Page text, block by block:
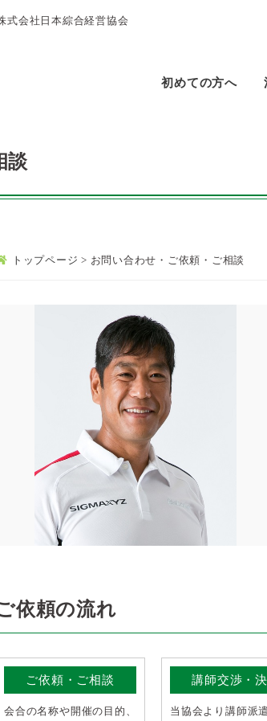
式会社日本綜合経営協会
初めての方へ
談
トップページ > お問い合わせ・ご依頼・ご相談
依頼の流れ
ご依頼・ご相談
会合の名称や開催の目的、
講師交渉・
当協会より講師派